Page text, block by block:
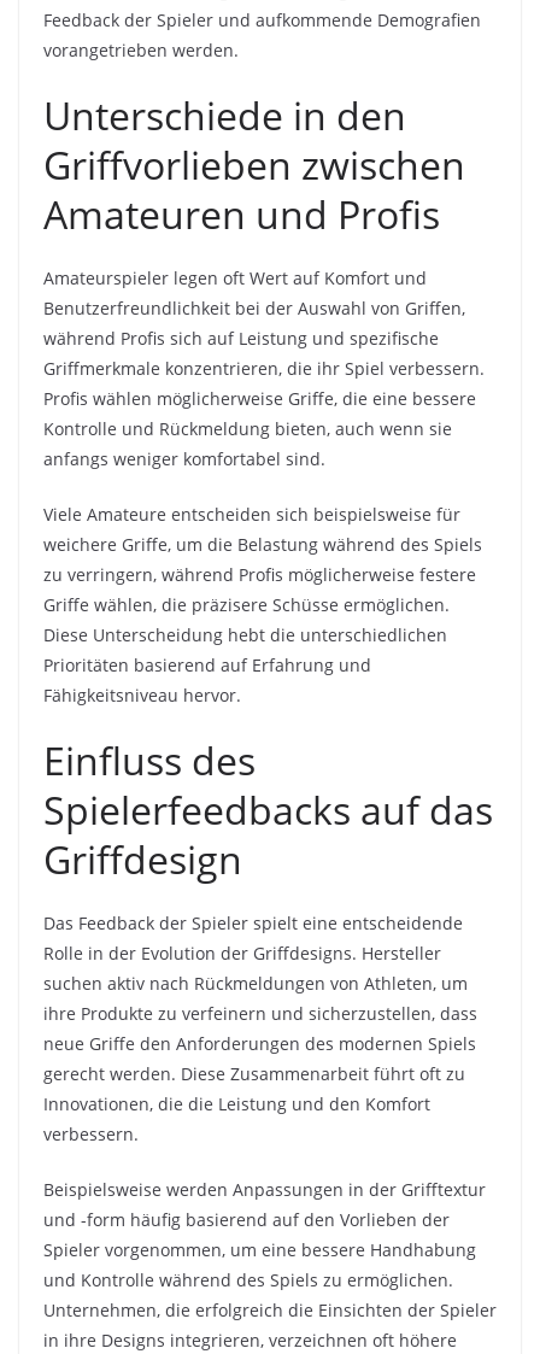
Feedback der Spieler und aufkommende Demografien
vorangetrieben werden.
Unterschiede in den
Griffvorlieben zwischen
Amateuren und Profis
Amateurspieler legen oft Wert auf Komfort und
Benutzerfreundlichkeit bei der Auswahl von Griffen,
während Profis sich auf Leistung und spezifische
Griffmerkmale konzentrieren, die ihr Spiel verbessern.
Profis wählen möglicherweise Griffe, die eine bessere
Kontrolle und Rückmeldung bieten, auch wenn sie
anfangs weniger komfortabel sind.
Viele Amateure entscheiden sich beispielsweise für
weichere Griffe, um die Belastung während des Spiels
zu verringern, während Profis möglicherweise festere
Griffe wählen, die präzisere Schüsse ermöglichen.
Diese Unterscheidung hebt die unterschiedlichen
Prioritäten basierend auf Erfahrung und
Fähigkeitsniveau hervor.
Einfluss des
Spielerfeedbacks auf das
Griffdesign
Das Feedback der Spieler spielt eine entscheidende
Rolle in der Evolution der Griffdesigns. Hersteller
suchen aktiv nach Rückmeldungen von Athleten, um
ihre Produkte zu verfeinern und sicherzustellen, dass
neue Griffe den Anforderungen des modernen Spiels
gerecht werden. Diese Zusammenarbeit führt oft zu
Innovationen, die die Leistung und den Komfort
verbessern.
Beispielsweise werden Anpassungen in der Grifftextur
und -form häufig basierend auf den Vorlieben der
Spieler vorgenommen, um eine bessere Handhabung
und Kontrolle während des Spiels zu ermöglichen.
Unternehmen, die erfolgreich die Einsichten der Spieler
in ihre Designs integrieren, verzeichnen oft höhere